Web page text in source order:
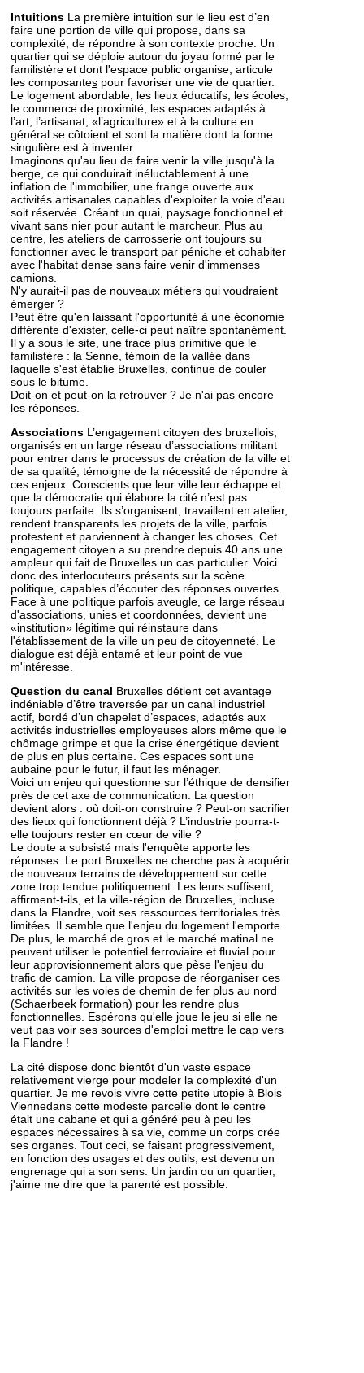
Intuitions La première intuition sur le lieu est d’en
faire une portion de ville qui propose, dans sa
complexité, de répondre à son contexte proche. Un
quartier qui se déploie autour du joyau formé par le
familistère et dont l'espace public organise, articule
les composantes pour favoriser une vie de quartier.
Le logement abordable, les lieux éducatifs, les écoles,
le commerce de proximité, les espaces adaptés à
l’art, l’artisanat, «l’agriculture» et à la culture en
général se côtoient et sont la matière dont la forme
singulière est à inventer.
Imaginons qu'au lieu de faire venir la ville jusqu'à la
berge, ce qui conduirait inéluctablement à une
inflation de l'immobilier, une frange ouverte aux
activités artisanales capables d'exploiter la voie d'eau
soit réservée. Créant un quai, paysage fonctionnel et
vivant sans nier pour autant le marcheur. Plus au
centre, les ateliers de carrosserie ont toujours su
fonctionner avec le transport par péniche et cohabiter
avec l'habitat dense sans faire venir d'immenses
camions.
N'y aurait-il pas de nouveaux métiers qui voudraient
émerger ?
Peut être qu'en laissant l'opportunité à une économie
différente d'exister, celle-ci peut naître spontanément.
Il y a sous le site, une trace plus primitive que le
familistère : la Senne, témoin de la vallée dans
laquelle s'est établie Bruxelles, continue de couler
sous le bitume.
Doit-on et peut-on la retrouver ? Je n'ai pas encore
les réponses.
Associations L’engagement citoyen des bruxellois,
organisés en un large réseau d’associations militant
pour entrer dans le processus de création de la ville et
de sa qualité, témoigne de la nécessité de répondre à
ces enjeux. Conscients que leur ville leur échappe et
que la démocratie qui élabore la cité n’est pas
toujours parfaite. Ils s’organisent, travaillent en atelier,
rendent transparents les projets de la ville, parfois
protestent et parviennent à changer les choses. Cet
engagement citoyen a su prendre depuis 40 ans une
ampleur qui fait de Bruxelles un cas particulier. Voici
donc des interlocuteurs présents sur la scène
politique, capables d’écouter des réponses ouvertes.
Face à une politique parfois aveugle, ce large réseau
d'associations, unies et coordonnées, devient une
«institution» légitime qui réinstaure dans
l'établissement de la ville un peu de citoyenneté. Le
dialogue est déjà entamé et leur point de vue
m'intéresse.
Question du canal Bruxelles détient cet avantage
indéniable d’être traversée par un canal industriel
actif, bordé d’un chapelet d’espaces, adaptés aux
activités industrielles employeuses alors même que le
chômage grimpe et que la crise énergétique devient
de plus en plus certaine. Ces espaces sont une
aubaine pour le futur, il faut les ménager.
Voici un enjeu qui questionne sur l’éthique de densifier
près de cet axe de communication. La question
devient alors : où doit-on construire ? Peut-on sacrifier
des lieux qui fonctionnent déjà ? L’industrie pourra-t-
elle toujours rester en cœur de ville ?
Le doute a subsisté mais l'enquête apporte les
réponses. Le port Bruxelles ne cherche pas à acquérir
de nouveaux terrains de développement sur cette
zone trop tendue politiquement. Les leurs suffisent,
affirment-t-ils, et la ville-région de Bruxelles, incluse
dans la Flandre, voit ses ressources territoriales très
limitées. Il semble que l'enjeu du logement l'emporte.
De plus, le marché de gros et le marché matinal ne
peuvent utiliser le potentiel ferroviaire et fluvial pour
leur approvisionnement alors que pèse l'enjeu du
trafic de camion. La ville propose de réorganiser ces
activités sur les voies de chemin de fer plus au nord
(Schaerbeek formation) pour les rendre plus
fonctionnelles. Espérons qu'elle joue le jeu si elle ne
veut pas voir ses sources d'emploi mettre le cap vers
la Flandre !
La cité dispose donc bientôt d'un vaste espace
relativement vierge pour modeler la complexité d'un
quartier. Je me revois vivre cette petite utopie à Blois
Viennedans cette modeste parcelle dont le centre
était une cabane et qui a généré peu à peu les
espaces nécessaires à sa vie, comme un corps crée
ses organes. Tout ceci, se faisant progressivement,
en fonction des usages et des outils, est devenu un
engrenage qui a son sens. Un jardin ou un quartier,
j'aime me dire que la parenté est possible.